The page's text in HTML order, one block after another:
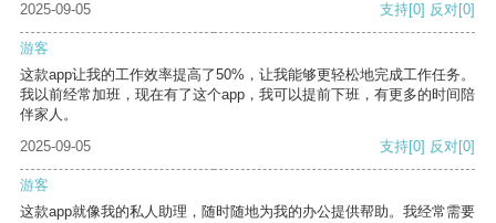
2025-09-05 支持[0] 反对[0]
游客
这款app让我的工作效率提高了50%，让我能够更轻松地完成工作任务。
我以前经常加班，现在有了这个app，我可以提前下班，有更多的时间陪
伴家人。
2025-09-05
支持[0] 反对[0]
游客
这款app就像我的私人助理，随时随地为我的办公提供帮助。我经常需要